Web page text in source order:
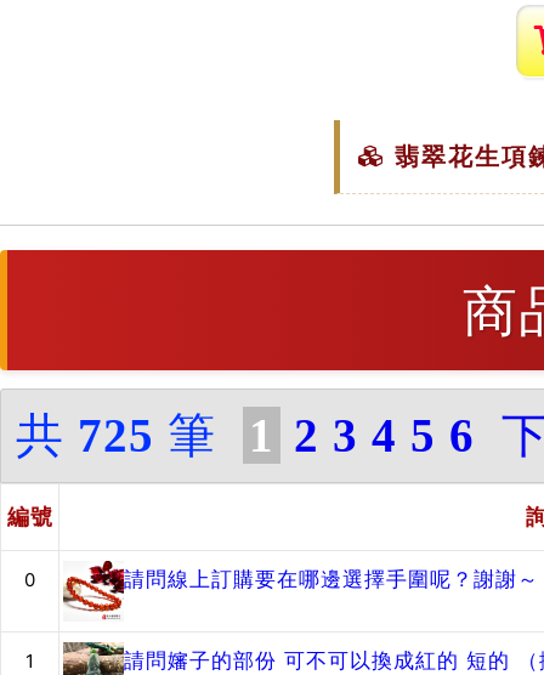
翡翠花生項
商
共 725 筆 1 2 3 4 5 6
編號
0 請問線上訂購要在哪邊選擇手圍呢？謝謝～
1 請問嬸子的部份 可不可以換成紅的 短的